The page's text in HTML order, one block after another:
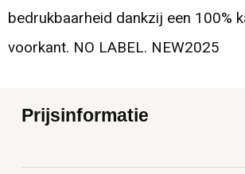
bedrukbaarheid dankzij een 100%
voorkant. NO LABEL. NEW2025
Prijsinformatie